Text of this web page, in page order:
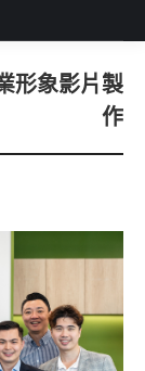
形象影片製
作